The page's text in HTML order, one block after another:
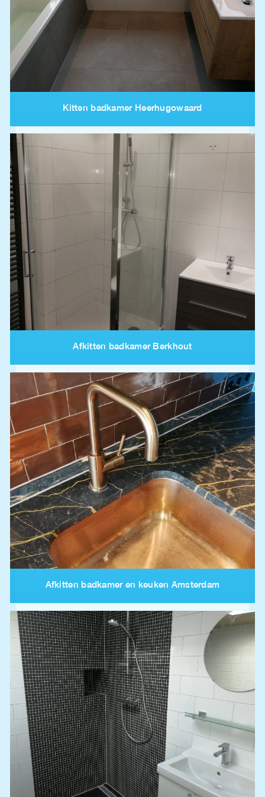
Kitten badkamer Heerhugowaard
Afkitten badkamer Berkhout
Afkitten badkamer en keuken Amsterdam